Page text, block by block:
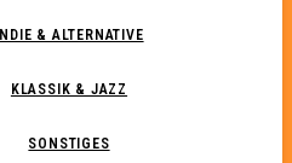
INDIE & ALTERNATIVE
KLASSIK & JAZZ
SONSTIGES